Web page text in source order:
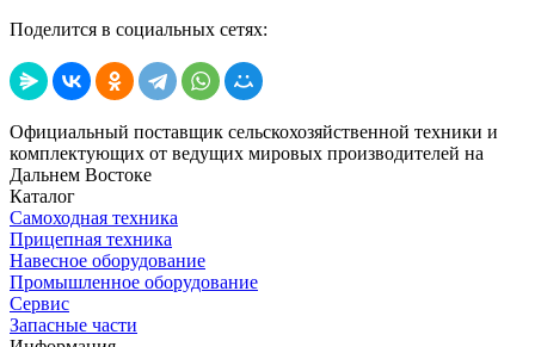
Поделится в социальных сетях:
Официальный поставщик сельскохозяйственной техники и
комплектующих от ведущих мировых производителей на
Дальнем Востоке
Каталог
Самоходная техника
Прицепная техника
Навесное оборудование
Промышленное оборудование
Сервис
Запасные части